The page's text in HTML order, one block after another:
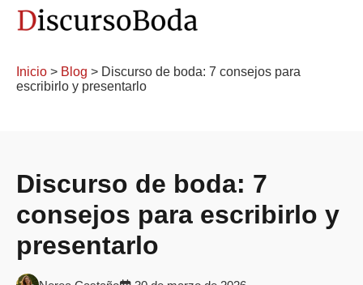
Inicio > Blog > Discurso de boda: 7 consejos para
escribirlo y presentarlo
Discurso de boda: 7
consejos para escribirlo y
presentarlo